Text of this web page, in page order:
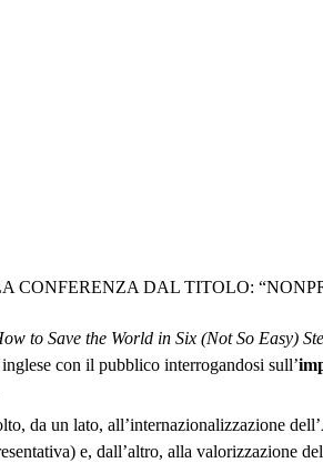
DAL TITOLO:
to Save the World in Six (Not So Easy)
con il pubblico interrogandosi sull’
da un lato, all’internazionalizzazione
e, dall’altro, alla valorizzazione